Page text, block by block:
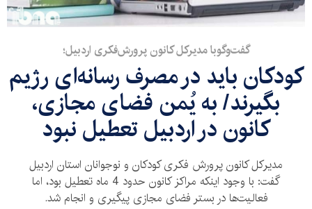
گفت‌وگوبا مدیرکل کانون پرورش‌فکری اردبیل؛
کودکان باید در مصرف رسانه‌ای رژیم
بگیرند/ به یُمن فضای مجازی،
کانون در اردبیل تعطیل نبود
مدیرکل کانون پرورش فکری کودکان و نوجوانان استان اردبیل
گفت: با وجود اینکه مراکز کانون حدود 4 ماه تعطیل بود، اما
فعالیت‌ها در بستر فضای مجازی پیگیری و انجام شد.